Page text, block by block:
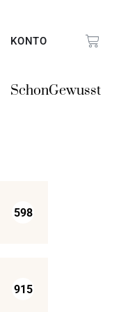
KONTO
SchonGewusst
598
915